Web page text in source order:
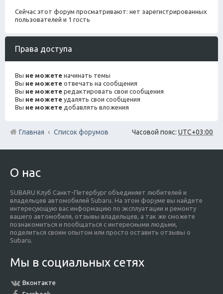
Сейчас этот форум просматривают: нет зарегистрированных
пользователей и 1 гость
Права доступа
Вы не можете начинать темы
Вы не можете отвечать на сообщения
Вы не можете редактировать свои сообщения
Вы не можете удалять свои сообщения
Вы не можете добавлять вложения
Часовой пояс: UTC+03:00
Главная Список форумов
О нас
SUBARU Клуб Санкт-Петербург объединяет любителей и
владельцев автомобилей Subaru. На этом форуме вы найдете
интересующую вас информацию по эксплуатации и ремонту
вашего автомобиля, отзывы владельцев, а так же сможете
познакомиться и пообщаться с интересными людьми,
поделиться своим опытом или просто оставить отзывы о
Subaru.
Мы в социальных сетях
Вконтакте